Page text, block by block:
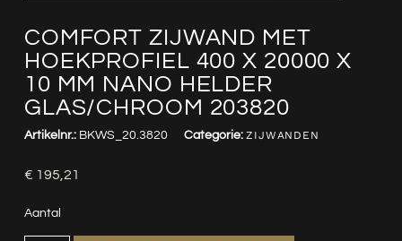
COMFORT ZIJWAND MET
HOEKPROFIEL 400 X 20000 X
10 MM NANO HELDER
GLAS/CHROOM 203820
Artikelnr.: BKWS_20.3820 Categorie: ZIJWANDEN
€ 195,21
Aantal